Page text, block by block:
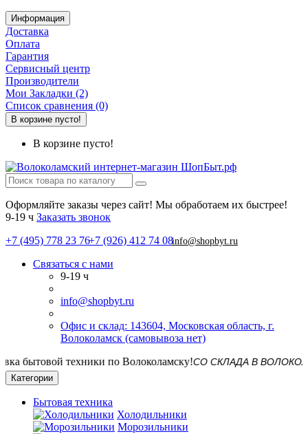
Информация
Доставка
Оплата
Гарантия
Сервисный центр
Производители
Мои Закладки (2)
Список сравнения (0)
В корзине пусто!
В корзине пусто!
Оформляйте заказы через сайт! Мы обработаем их быстрее!
9-19 ч Заказать звонок
+7 (495) 778 23 76+7 (926) 412 74 08info@shopbyt.ru
Связаться с нами
9-19 ч
info@shopbyt.ru
Офис и склад: 143604, Московская область, г.
Волоколамск (самовывоза нет)
СО СКЛАДА В
Категории
Бытовая техника
Холодильники
Морозильники